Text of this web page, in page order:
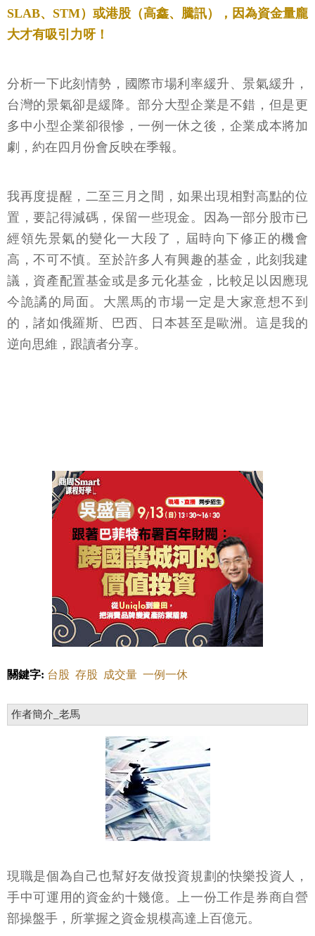
SLAB、STM）或港股（高鑫、騰訊），因為資金量龐
大才有吸引力呀！
分析一下此刻情勢，國際市場利率緩升、景氣緩升，
台灣的景氣卻是緩降。部分大型企業是不錯，但是更
多中小型企業卻很慘，一例一休之後，企業成本將加
劇，約在四月份會反映在季報。
我再度提醒，二至三月之間，如果出現相對高點的位
置，要記得減碼，保留一些現金。因為一部分股市已
經領先景氣的變化一大段了，屆時向下修正的機會
高，不可不慎。至於許多人有興趣的基金，此刻我建
議，資產配置基金或是多元化基金，比較足以因應現
今詭譎的局面。大黑馬的市場一定是大家意想不到
的，諸如俄羅斯、巴西、日本甚至是歐洲。這是我的
逆向思維，跟讀者分享。
關鍵字: 台股 存股 成交量 一例一休
作者簡介_老馬
現職是個為自己也幫好友做投資規劃的快樂投資人，
手中可運用的資金約十幾億。上一份工作是券商自營
部操盤手，所掌握之資金規模高達上百億元。